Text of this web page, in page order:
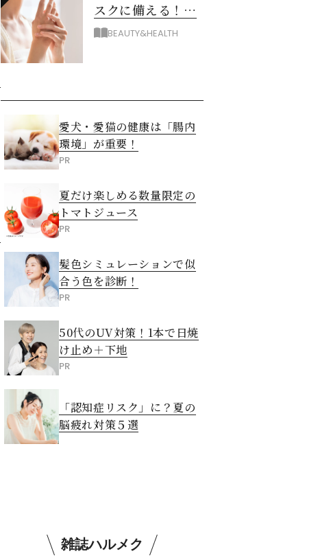
スクに備える！ゴ
ースト血管を復活
BEAUTY&HEALTH
愛犬・愛猫の健康は「腸内
環境」が重要！
PR
夏だけ楽しめる数量限定の
トマトジュース
PR
髪色シミュレーションで似
合う色を診断！
PR
50代のUV対策！1本で日焼
け止め＋下地
PR
「認知症リスク」に？夏の
脳疲れ対策５選
雑誌ハルメク